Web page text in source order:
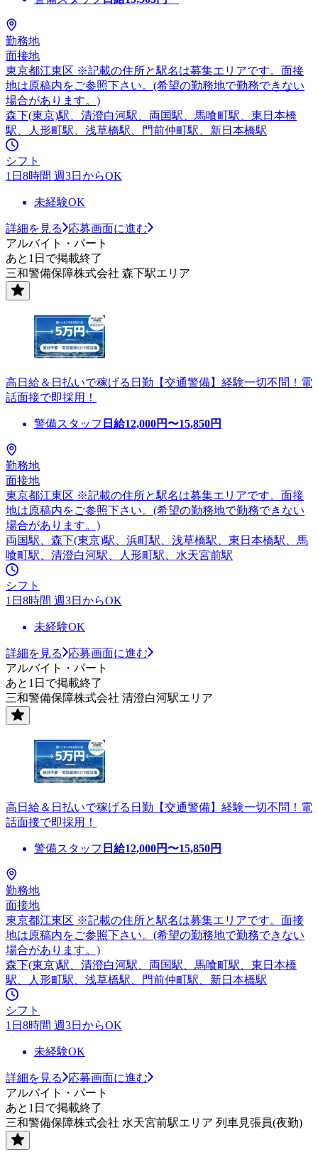
勤務地
面接地
東京都江東区 ※記載の住所と駅名は募集エリアです。面接
地は原稿内をご参照下さい。(希望の勤務地で勤務できない
場合があります。)
森下(東京)駅、清澄白河駅、両国駅、馬喰町駅、東日本橋
駅、人形町駅、浅草橋駅、門前仲町駅、新日本橋駅
シフト
1日8時間 週3日からOK
未経験OK
詳細を見る
応募画面に進む
アルバイト・パート
あと1日で掲載終了
三和警備保障株式会社 森下駅エリア
高日給＆日払いで稼げる日勤【交通警備】経験一切不問！電
話面接で即採用！
警備スタッフ 日給12,000円〜15,850円
勤務地
面接地
東京都江東区 ※記載の住所と駅名は募集エリアです。面接
地は原稿内をご参照下さい。(希望の勤務地で勤務できない
場合があります。)
両国駅、森下(東京)駅、浜町駅、浅草橋駅、東日本橋駅、馬
喰町駅、清澄白河駅、人形町駅、水天宮前駅
シフト
1日8時間 週3日からOK
未経験OK
詳細を見る
応募画面に進む
アルバイト・パート
あと1日で掲載終了
三和警備保障株式会社 清澄白河駅エリア
高日給＆日払いで稼げる日勤【交通警備】経験一切不問！電
話面接で即採用！
警備スタッフ 日給12,000円〜15,850円
勤務地
面接地
東京都江東区 ※記載の住所と駅名は募集エリアです。面接
地は原稿内をご参照下さい。(希望の勤務地で勤務できない
場合があります。)
森下(東京)駅、清澄白河駅、両国駅、馬喰町駅、東日本橋
駅、人形町駅、浅草橋駅、門前仲町駅、新日本橋駅
シフト
1日8時間 週3日からOK
未経験OK
詳細を見る
応募画面に進む
アルバイト・パート
あと1日で掲載終了
三和警備保障株式会社 水天宮前駅エリア 列車見張員(夜勤)